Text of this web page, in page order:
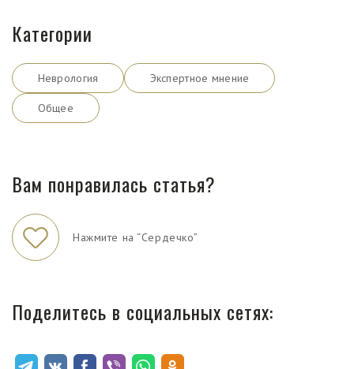
Категории
Неврология Экспертное мнение
Общее
Вам понравилась статья?
Нажмите на “Сердечко”
Поделитесь в социальных сетях: